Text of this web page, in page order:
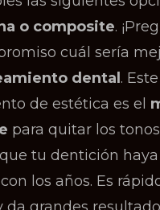
o composite.
cuál sería
dental . Este
de estética es el
para quitar los
tu dentición
los años. Es